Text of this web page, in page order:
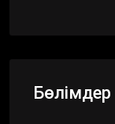
Бөлімдер